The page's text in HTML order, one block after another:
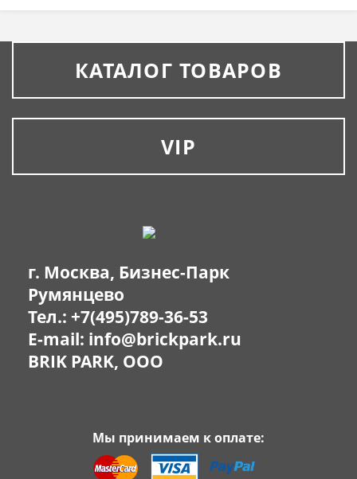
КАТАЛОГ ТОВАРОВ
VIP
г. Москва, Бизнес-Парк
Румянцево
Тел.: +7(495)789-36-53
E-mail: info@brickpark.ru
BRIK PARK, OOO
Мы принимаем к оплате: